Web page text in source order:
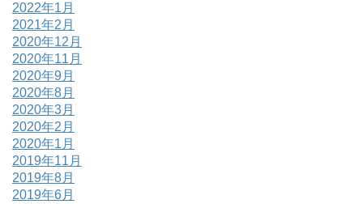
2022年1月
2021年2月
2020年12月
2020年11月
2020年9月
2020年8月
2020年3月
2020年2月
2020年1月
2019年11月
2019年8月
2019年6月